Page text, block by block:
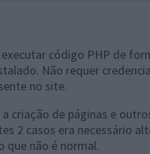
código PHP de
Não requer
no site.
criação de páginas e
2 casos era necessário
que não é normal.